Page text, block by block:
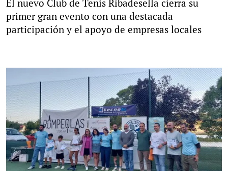
El nuevo Club de Tenis Ribadesella cierra su
primer gran evento con una destacada
participación y el apoyo de empresas locales